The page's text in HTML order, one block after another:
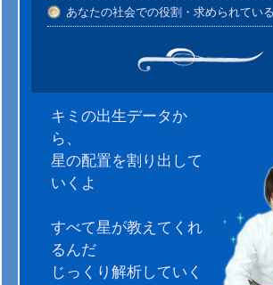
あなたの社会での役割・求められてい
キミの出生データか
ら、
星の配置を割り出して
いくよ
すべて星が教えてくれ
るんだ
じっくり解析していく